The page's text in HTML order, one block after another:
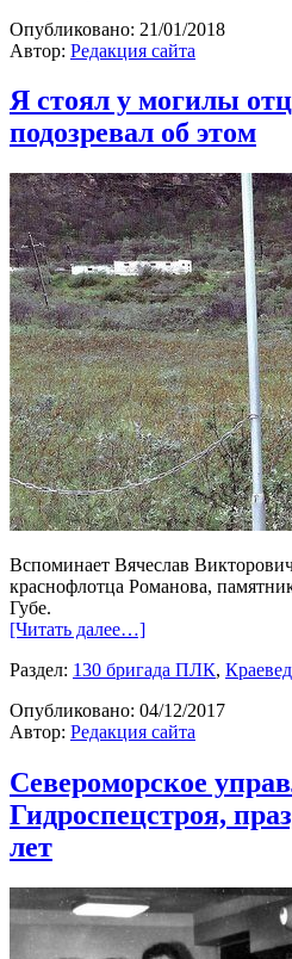
Опубликовано: 21/01/2018
Автор: Редакция сайта
Я стоял у могилы
подозревал об этом
Вспоминает Вячеслав
краснофлотца Романова,
Губе.
[Читать далее…]
Раздел: 130 бригада ПЛК,
Опубликовано: 04/12/2017
Автор: Редакция сайта
Североморское
Гидроспецстроя,
лет